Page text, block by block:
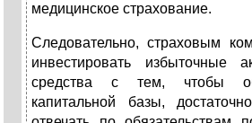
медицинское страхование.
Следовательно, страховым
инвестировать избыточные
средства с тем, чтобы
капитальной базы,